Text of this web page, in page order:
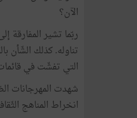
الآن؟
ربّما تشير المفارقة
تناوله. كذلك الشّأن
التي تفشّت في قائمات
شهدت المهرجانات
انخراط المناهج